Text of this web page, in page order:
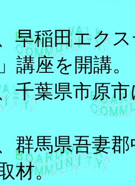
稲田エクス
講座を開講
葉県市原市
馬県吾妻郡
材。